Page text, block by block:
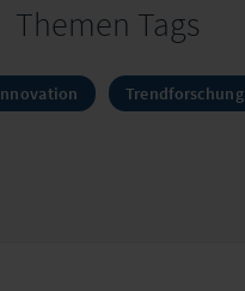
Themen Tags
Trendforschung